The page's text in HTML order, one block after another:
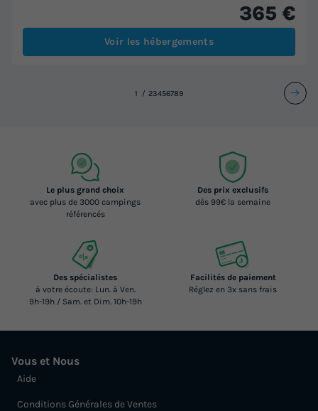
365 €
Voir les hébergements
1 23456789
Le plus grand choix
avec plus de 3000 campings
référencés
Des prix exclusifs
dès 99€ la semaine
Des spécialistes
à votre écoute: Lun. à Ven.
9h-19h / Sam. et Dim. 10h-19h
Facilités de paiement
Réglez en 3x sans frais
Vous et Nous
Aide
Conditions Générales de Ventes